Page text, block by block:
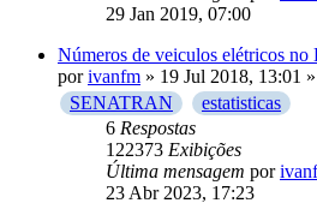
29 Jan 2019, 07:00
Números de veiculos elétricos no
porivanfm » 19 Jul 2018, 13:01
SENATRAN
estatisticas
6 Respostas
122373 Exibições
Última mensagem por
23 Abr 2023, 17:23